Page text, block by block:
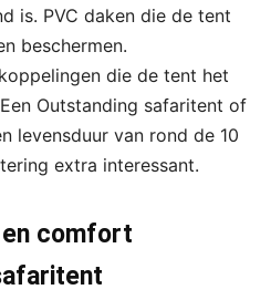
is. PVC daken die de tent
beschermen.
die de tent het
Outstanding safaritent of
levensduur van rond de 10
extra interessant.
comfort